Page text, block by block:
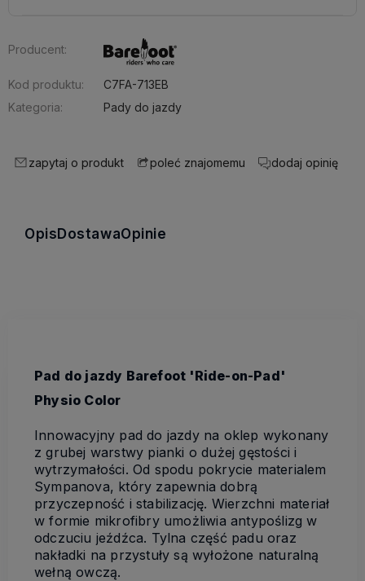
Producent:
Kod produktu:
C7FA-713EB
Kategoria:
Pady do jazdy
zapytaj o produkt poleć znajomemu dodaj opinię
OpisDostawaOpinie
Pad do jazdy Barefoot 'Ride-on-Pad'
Physio Color
Innowacyjny pad do jazdy na oklep wykonany
z grubej warstwy pianki o dużej gęstości i
wytrzymałości. Od spodu pokrycie materialem
Sympanova, który zapewnia dobrą
przyczepność i stabilizację. Wierzchni materiał
w formie mikrofibry umożliwia antypoślizg w
odczuciu jeźdźca. Tylna część padu oraz
nakładki na przystuły są wyłożone naturalną
wełną owczą.